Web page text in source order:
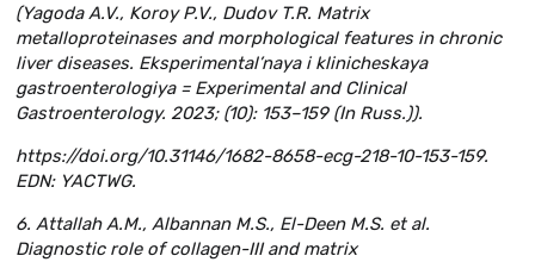
(Yagoda A.V., Koroy P.V., Dudov T.R. Matrix
metalloproteinases and morphological features in chronic
liver diseases. Eksperimental’naya i klinicheskaya
gastroenterologiya = Experimental and Clinical
Gastroenterology. 2023; (10): 153–159 (In Russ.)).
https://doi.org/10.31146/1682-8658-ecg-218-10-153-159.
EDN: YACTWG.
6. Attallah A.M., Albannan M.S., El-Deen M.S. et al.
Diagnostic role of collagen-III and matrix